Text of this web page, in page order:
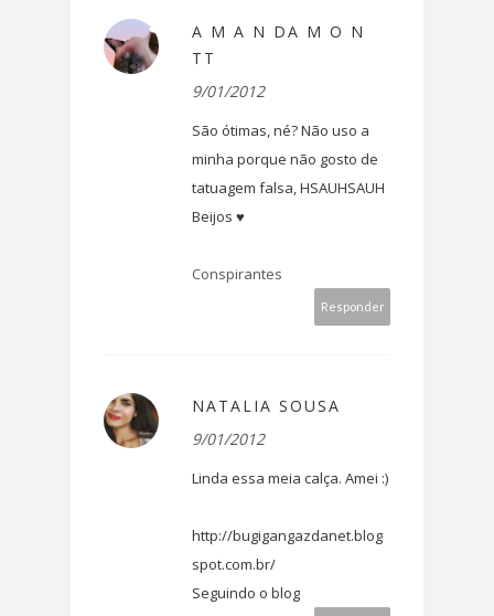
A M A N DA M O N
TT
9/01/2012
São ótimas, né? Não uso a
minha porque não gosto de
tatuagem falsa, HSAUHSAUH
Beijos ♥
Conspirantes
Responder
NATALIA SOUSA
9/01/2012
Linda essa meia calça. Amei :)
http://bugigangazdanet.blog
spot.com.br/
Seguindo o blog